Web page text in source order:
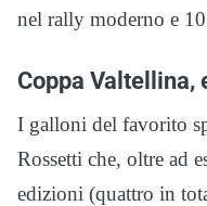
nel rally moderno e
Coppa Valtellina,
I galloni del favorito
Rossetti che, oltre ad
edizioni (quattro in